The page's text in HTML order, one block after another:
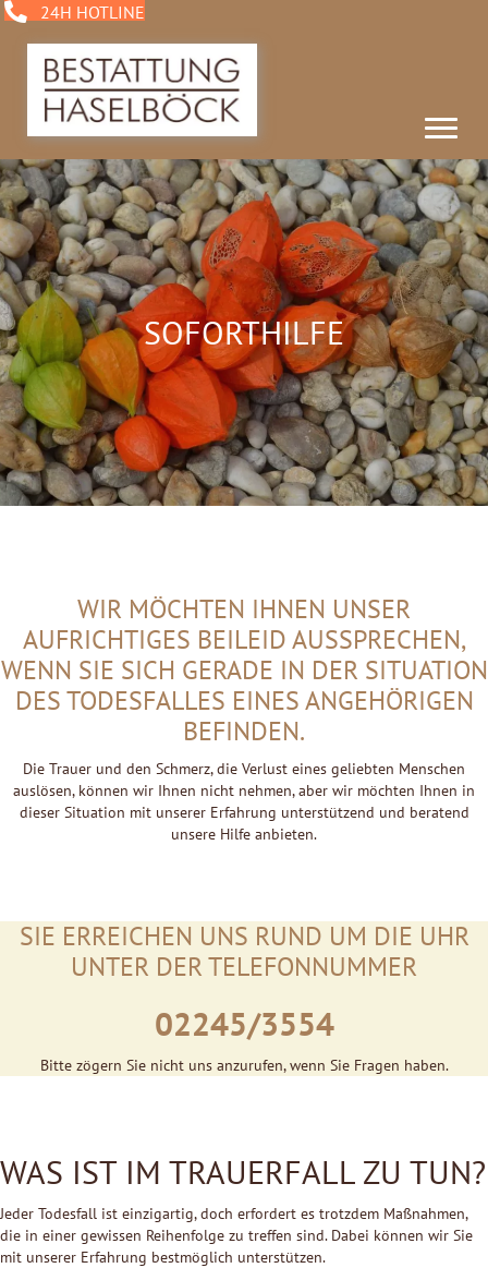
24H HOTLINE
SOFORTHILFE
WIR MÖCHTEN IHNEN UNSER
AUFRICHTIGES BEILEID AUSSPRECHEN,
WENN SIE SICH GERADE IN DER SITUATION
DES TODESFALLES EINES ANGEHÖRIGEN
BEFINDEN.
Die Trauer und den Schmerz, die Verlust eines geliebten Menschen
auslösen, können wir Ihnen nicht nehmen, aber wir möchten Ihnen in
dieser Situation mit unserer Erfahrung unterstützend und beratend
unsere Hilfe anbieten.
SIE ERREICHEN UNS RUND UM DIE UHR
UNTER DER TELEFONNUMMER
02245/3554
Bitte zögern Sie nicht uns anzurufen, wenn Sie Fragen haben.
WAS IST IM TRAUERFALL ZU TUN?
Jeder Todesfall ist einzigartig, doch erfordert es trotzdem Maßnahmen,
die in einer gewissen Reihenfolge zu treffen sind. Dabei können wir Sie
mit unserer Erfahrung bestmöglich unterstützen.